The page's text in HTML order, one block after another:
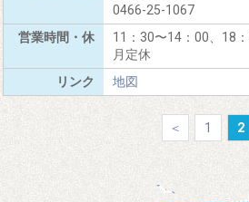
0466-25-1067
11：30〜14：00、18
月定休
地図
＜ 1 2